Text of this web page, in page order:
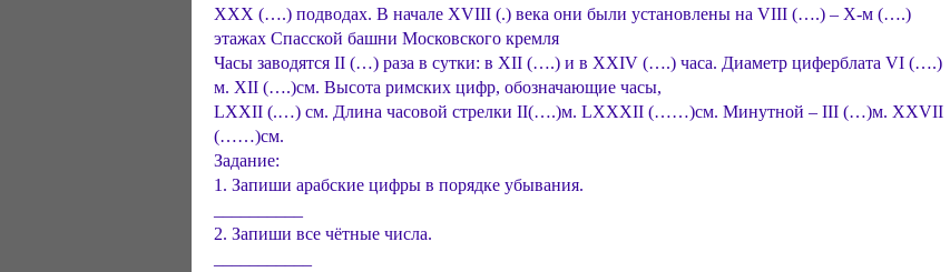
XXX (….) подводах. В начале XVIII (.) века они были установлены на VIII (….) – X-м (….)
этажах Спасской башни Московского кремля
Часы заводятся II (…) раза в сутки: в XII (….) и в XXIV (….) часа. Диаметр циферблата VI (….)
м. XII (….)см. Высота римских цифр, обозначающие часы,
LXXII (.…) см. Длина часовой стрелки II(….)м. LXXXII (……)см. Минутной – III (…)м. XXVII
(……)см.
Задание:
1. Запиши арабские цифры в порядке убывания.
2. Запиши все чётные числа.